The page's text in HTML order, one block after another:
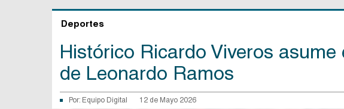
Deportes
Histórico Ricardo Viveros
de Leonardo Ramos
Por: Equipo Digital 12 de Mayo 2026